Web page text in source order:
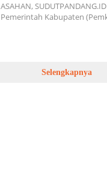
ASAHAN,
Pemerintah Kabupaten
Selengkapnya